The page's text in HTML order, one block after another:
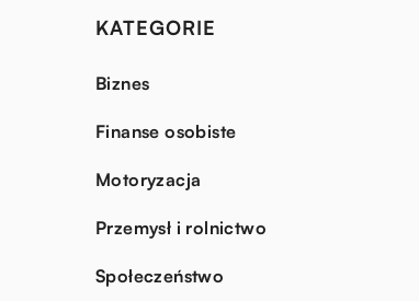
KATEGORIE
Biznes
Finanse osobiste
Motoryzacja
Przemysł i rolnictwo
Społeczeństwo